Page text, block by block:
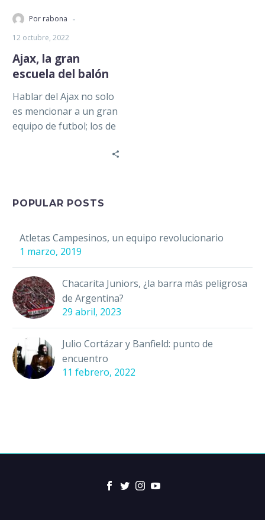
Por rabona -
12 octubre, 2022
Ajax, la gran
escuela del balón
Hablar del Ajax no solo
es mencionar a un gran
equipo de futbol; los de
POPULAR POSTS
Atletas Campesinos, un equipo revolucionario
1 marzo, 2019
Chacarita Juniors, ¿la barra más peligrosa
de Argentina?
29 abril, 2023
Julio Cortázar y Banfield: punto de
encuentro
11 febrero, 2022